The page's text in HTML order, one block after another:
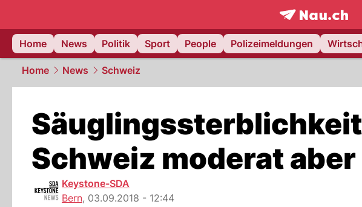
frontpage.NAU.ch
Home
News Politik Sport People Polizeimeldungen
Home News Schweiz
Schweiz moderat
Keystone-SDA
Bern, 03.09.2018 - 12:44